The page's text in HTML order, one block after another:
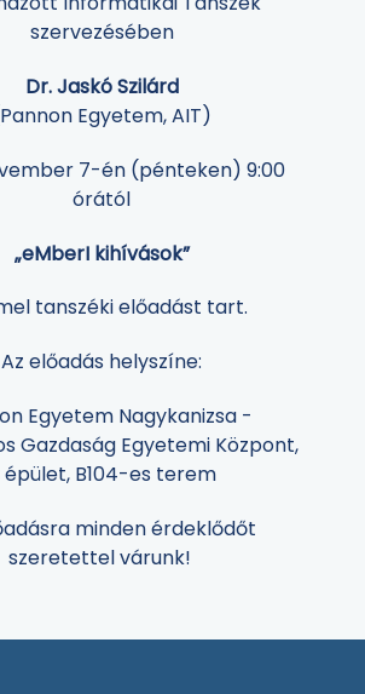
szervezésében
Dr. Jaskó Szilárd
Egyetem, AIT)
7-én (pénteken) 9:00
órától
„eMberI kihívások”
tanszéki előadást tart.
Az előadás helyszíne:
Egyetem Nagykanizsa -
Gazdaság Egyetemi Központ,
épület, B104-es terem
minden érdeklődőt
szeretettel várunk!